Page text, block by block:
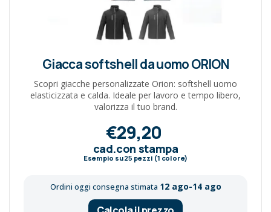
Giacca softshell da uomo ORION
Scopri giacche personalizzate Orion: softshell uomo
elasticizzata e calda. Ideale per lavoro e tempo libero,
valorizza il tuo brand.
€29,20
cad.con stampa
Esempio su25 pezzi (1 colore)
Ordini oggi consegna stimata 12 ago-14 ago